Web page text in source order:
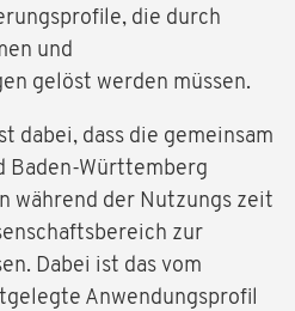
die durch
und
gelöst werden müssen.
dabei, dass die gemeinsam
Baden-Württemberg
während der Nutzungs zeit
zur
Dabei ist das vom
Anwendungsprofil